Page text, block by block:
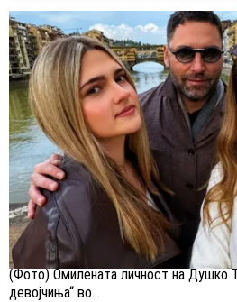
(Фото) Омилената личност на Душко
девојчиња“ во...